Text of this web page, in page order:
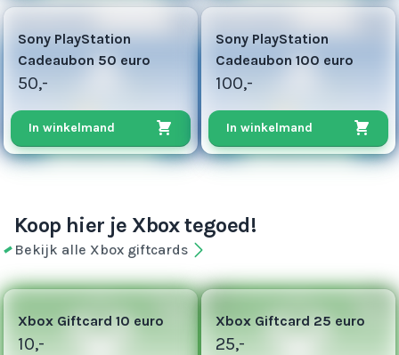
50
Sony PlayStation
Cadeaubon 50 euro
50,-
In winkelmand
200
Sony PlayStation
Cadeaubon 100 euro
100,-
In winkelmand
Koop hier je Xbox tegoed!
Bekijk alle Xbox giftcards
5
Xbox Giftcard 10 euro
10,-
13
Xbox Giftcard 25 euro
25,-